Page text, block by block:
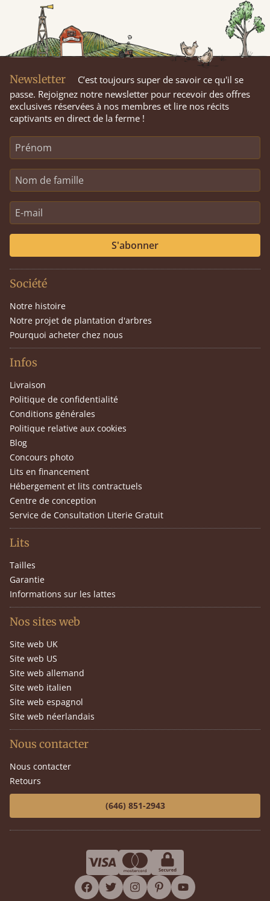
Newsletter
C’est toujours super de savoir ce qu'il se
passe. Rejoignez notre newsletter pour recevoir des offres
exclusives réservées à nos membres et lire nos récits
captivants en direct de la ferme !
S'abonner
Société
Notre histoire
Notre projet de plantation d'arbres
Pourquoi acheter chez nous
Infos
Livraison
Politique de confidentialité
Conditions générales
Politique relative aux cookies
Blog
Concours photo
Lits en financement
Hébergement et lits contractuels
Centre de conception
Service de Consultation Literie Gratuit
Lits
Tailles
Garantie
Informations sur les lattes
Nos sites web
Site web UK
Site web US
Site web allemand
Site web italien
Site web espagnol
Site web néerlandais
Nous contacter
Nous contacter
Retours
(646) 851-2943
facebook
twitterinstagram
pinterestyoutube